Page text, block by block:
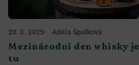
20. 3. 2025 Adéla Špulková
Mezinárodní den whisky je
tu